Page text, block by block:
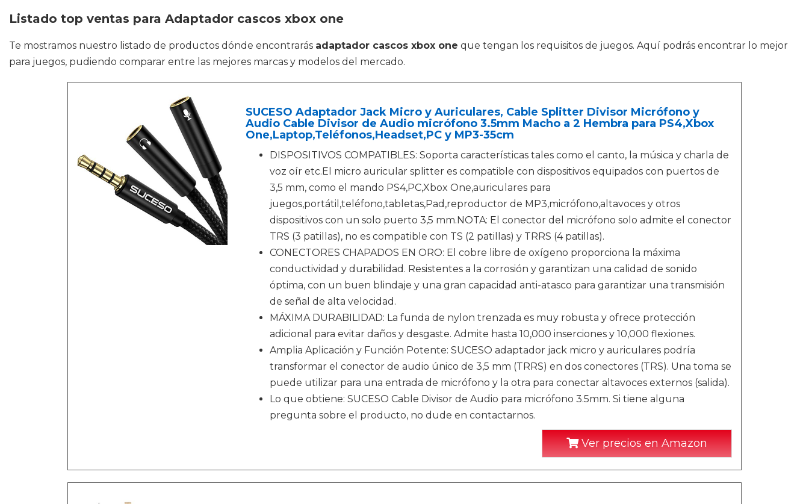
Listado top ventas para Adaptador cascos xbox one
Te mostramos nuestro listado de productos dónde encontrarás adaptador cascos xbox one que tengan los requisitos de juegos. Aquí podrás encontrar lo mejor
para juegos, pudiendo comparar entre las mejores marcas y modelos del mercado.
SUCESO Adaptador Jack Micro y Auriculares, Cable Splitter Divisor Micrófono y
Audio Cable Divisor de Audio micrófono 3.5mm Macho a 2 Hembra para PS4,Xbox
One,Laptop,Teléfonos,Headset,PC y MP3-35cm
DISPOSITIVOS COMPATIBLES: Soporta características tales como el canto, la música y charla de
voz oír etc.El micro auricular splitter es compatible con dispositivos equipados con puertos de
3,5 mm, como el mando PS4,PC,Xbox One,auriculares para
juegos,portátil,teléfono,tabletas,Pad,reproductor de MP3,micrófono,altavoces y otros
dispositivos con un solo puerto 3,5 mm.NOTA: El conector del micrófono solo admite el conector
TRS (3 patillas), no es compatible con TS (2 patillas) y TRRS (4 patillas).
CONECTORES CHAPADOS EN ORO: El cobre libre de oxígeno proporciona la máxima
conductividad y durabilidad. Resistentes a la corrosión y garantizan una calidad de sonido
óptima, con un buen blindaje y una gran capacidad anti-atasco para garantizar una transmisión
de señal de alta velocidad.
MÁXIMA DURABILIDAD: La funda de nylon trenzada es muy robusta y ofrece protección
adicional para evitar daños y desgaste. Admite hasta 10,000 inserciones y 10,000 flexiones.
Amplia Aplicación y Función Potente: SUCESO adaptador jack micro y auriculares podría
transformar el conector de audio único de 3,5 mm (TRRS) en dos conectores (TRS). Una toma se
puede utilizar para una entrada de micrófono y la otra para conectar altavoces externos (salida).
Lo que obtiene: SUCESO Cable Divisor de Audio para micrófono 3.5mm. Si tiene alguna
pregunta sobre el producto, no dude en contactarnos.
Ver precios en Amazon